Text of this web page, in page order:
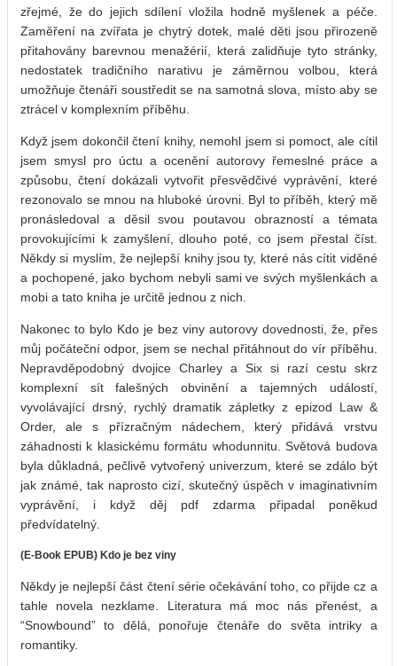
zřejmé, že do jejich sdílení vložila hodně myšlenek a péče.
Zaměření na zvířata je chytrý dotek, malé děti jsou přirozeně
přitahovány barevnou menažérií, která zalidňuje tyto stránky,
nedostatek tradičního narativu je záměrnou volbou, která
umožňuje čtenáři soustředit se na samotná slova, místo aby se
ztrácel v komplexním příběhu.
Když jsem dokončil čtení knihy, nemohl jsem si pomoct, ale cítil
jsem smysl pro úctu a ocenění autorovy řemeslné práce a
způsobu, čtení dokázali vytvořit přesvědčivé vyprávění, které
rezonovalo se mnou na hluboké úrovni. Byl to příběh, který mě
pronásledoval a děsil svou poutavou obrazností a témata
provokujícími k zamyšlení, dlouho poté, co jsem přestal číst.
Někdy si myslím, že nejlepší knihy jsou ty, které nás cítit viděné
a pochopené, jako bychom nebyli sami ve svých myšlenkách a
mobi a tato kniha je určitě jednou z nich.
Nakonec to bylo Kdo je bez viny autorovy dovednosti, že, přes
můj počáteční odpor, jsem se nechal přitáhnout do vír příběhu.
Nepravděpodobný dvojice Charley a Six si razí cestu skrz
komplexní sít falešných obvinění a tajemných událostí,
vyvolávající drsný, rychlý dramatik zápletky z epizod Law &
Order, ale s přízračným nádechem, který přidává vrstvu
záhadnosti k klasickému formátu whodunnitu. Světová budova
byla důkladná, pečlivě vytvořený univerzum, které se zdálo být
jak známé, tak naprosto cizí, skutečný úspěch v imaginativním
vyprávění, i když děj pdf zdarma připadal poněkud
předvídatelný.
(E-Book EPUB) Kdo je bez viny
Někdy je nejlepší část čtení série očekávání toho, co přijde cz a
tahle novela nezklame. Literatura má moc nás přenést, a
“Snowbound” to dělá, ponořuje čtenáře do světa intriky a
romantiky.